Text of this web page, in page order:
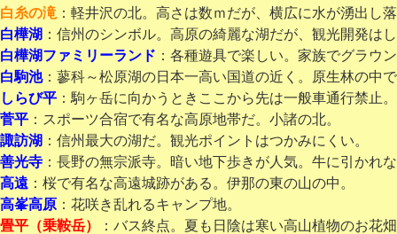
白糸の滝 ：軽井沢の北。高さは数ｍだが、横広に水が湧出し
白樺湖 ：信州のシンボル。高原の綺麗な湖だが、観光開発は
白樺湖ファミリーランド ：各種遊具で楽しい。家族でグラウ
白駒池：蓼科～松原湖の日本一高い国道の近く。原生林の中
しらび平 ：駒ヶ岳に向かうときここから先は一般車通行禁止
菅平 ：スポーツ合宿で有名な高原地帯だ。小諸の北。
諏訪湖 ：信州最大の湖だ。観光ポイントはつかみにくい。
善光寺 ：長野の無宗派寺。暗い地下歩きが人気。牛に引かれ
高遠 ：桜で有名な高遠城跡がある。伊那の東の山の中。
高峯高原 ：花咲き乱れるキャンプ地。
畳平（乗鞍岳）
：バス終点。夏も日陰は寒い高山植物のお花